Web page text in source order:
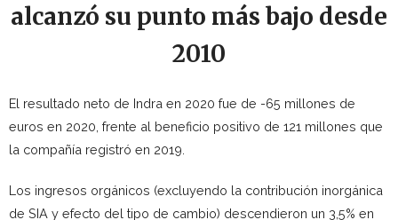
alcanzó su punto más bajo desde
2010
El resultado neto de Indra en 2020 fue de -65 millones de
euros en 2020, frente al beneficio positivo de 121 millones que
la compañía registró en 2019.
Los ingresos orgánicos (excluyendo la contribución inorgánica
de SIA y efecto del tipo de cambio) descendieron un 3,5% en